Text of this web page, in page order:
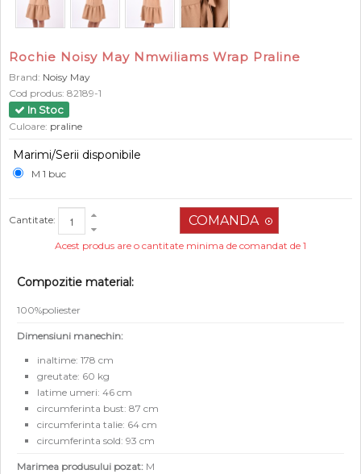
Rochie Noisy May Nmwiliams Wrap Praline
Brand: Noisy May
Cod produs: 82189-1
In Stoc
Culoare: praline
Marimi/Serii disponibile
M 1 buc
Cantitate:
Acest produs are o cantitate minima de comandat de 1
Compozitie material:
100%poliester
Dimensiuni manechin:
inaltime: 178 cm
greutate: 60 kg
latime umeri: 46 cm
circumferinta bust: 87 cm
circumferinta talie: 64 cm
circumferinta sold: 93 cm
Marimea produsului pozat: M